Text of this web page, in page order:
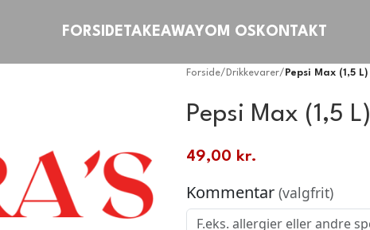
FORSIDETAKEAWAYOM OS KONTAKT
Forside/ Drikkevarer/ Pepsi Max (1,5 L)
Pepsi Max (1,5 L)
49,00 kr.